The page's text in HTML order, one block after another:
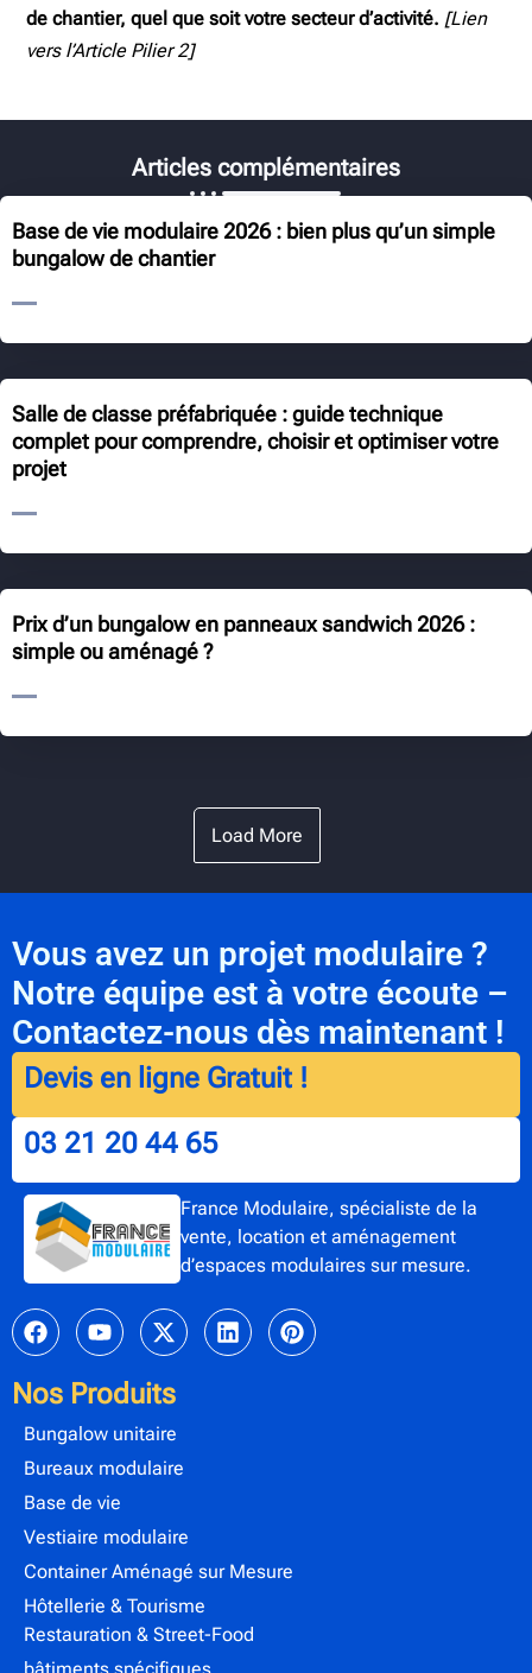
de chantier, quel que soit votre secteur d’activité. [Lien
vers l’Article Pilier 2]
Articles complémentaires
Base de vie modulaire 2026 : bien plus qu’un simple
bungalow de chantier
Salle de classe préfabriquée : guide technique
complet pour comprendre, choisir et optimiser votre
projet
Prix d’un bungalow en panneaux sandwich 2026 :
simple ou aménagé ?
Load More
Vous avez un projet modulaire ?
Notre équipe est à votre écoute –
Contactez-nous dès maintenant !
Devis en ligne Gratuit !
03 21 20 44 65
France Modulaire, spécialiste de la
vente, location et aménagement
d’espaces modulaires sur mesure.
Nos Produits
Bungalow unitaire
Bureaux modulaire
Base de vie
Vestiaire modulaire
Container Aménagé sur Mesure
Hôtellerie & Tourisme
Restauration & Street-Food